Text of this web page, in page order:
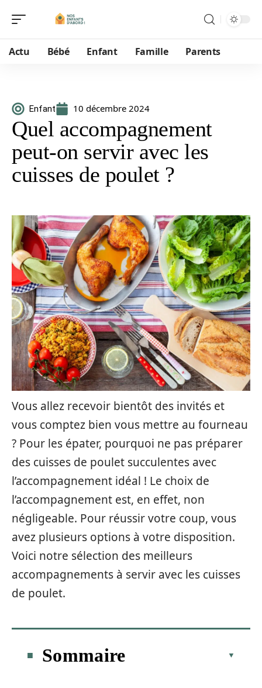
Actu Bébé Enfant Famille Parents
Enfant 10 décembre 2024
Quel accompagnement
peut-on servir avec les
cuisses de poulet ?
Vous allez recevoir bientôt des invités et
vous comptez bien vous mettre au fourneau
? Pour les épater, pourquoi ne pas préparer
des cuisses de poulet succulentes avec
l’accompagnement idéal ! Le choix de
l’accompagnement est, en effet, non
négligeable. Pour réussir votre coup, vous
avez plusieurs options à votre disposition.
Voici notre sélection des meilleurs
accompagnements à servir avec les cuisses
de poulet.
Sommaire